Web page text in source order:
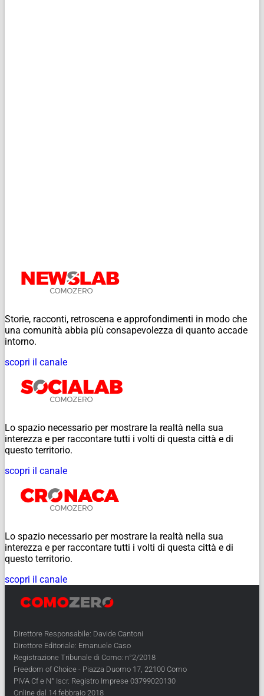
Storie, racconti, retroscena e approfondimenti in modo che
una comunità abbia più consapevolezza di quanto accade
intorno.
scopri il canale
Lo spazio necessario per mostrare la realtà nella sua
interezza e per raccontare tutti i volti di questa città e di
questo territorio.
scopri il canale
Lo spazio necessario per mostrare la realtà nella sua
interezza e per raccontare tutti i volti di questa città e di
questo territorio.
scopri il canale
Direttore Responsabile: Davide Cantoni
Direttore Editoriale: Emanuele Caso
Registrazione Tribunale di Como: n°2/2018
Freedom of Choice - Piazza Duomo 17, 22100 Como
PIVA Cf e N° Iscr. Registro Imprese 03799020130
Online dal 14 febbraio 2018